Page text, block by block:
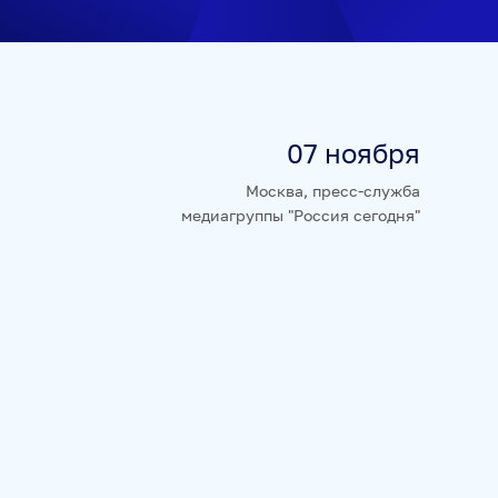
07 ноября
Москва, пресс-служба
медиагруппы "Россия сегодня"